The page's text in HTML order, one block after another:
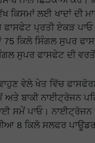
ਕਿਸਮਾਂ ਲਈ ਖਾਦਾਂ ਦੀ
ਫਾਸਫੇਟ ਪ੍ਰਤੀ ਏਕੜ
75 ਕਿਲੋ ਸਿੰਗਲ ਸੁਪਰ
ਸੁਪਰ ਫਾਸਫੇਟ ਦੀ ਵਰਤੋਂ
ਵੇਲੇ ਖੇਤ ਵਿੱਚ
ਅਤੇ ਬਾਕੀ ਨਾਈਟ੍ਰੋਜਨ
ਸਮੇਂ ਪਾਓ। ਨਾਈਟ੍ਰੋਜਨ
8 ਕਿਲੋ ਸਲਫਰ ਪਾਊਡਰ